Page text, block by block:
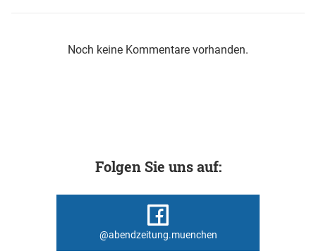
Noch keine Kommentare vorhanden.
Folgen Sie uns auf:
@abendzeitung.muenchen